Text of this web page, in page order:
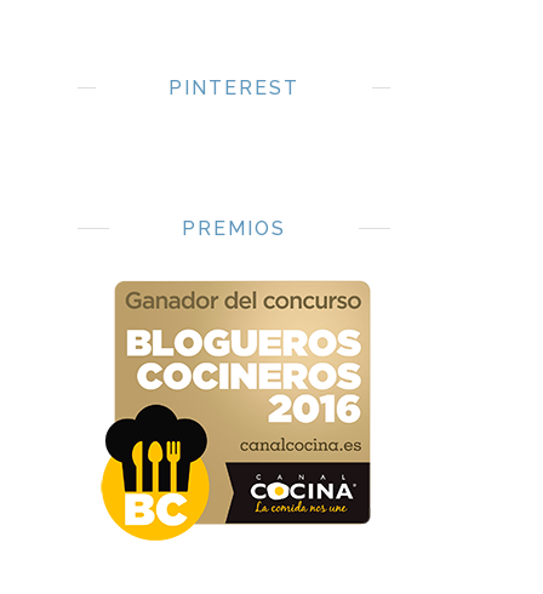
PINTEREST
PREMIOS